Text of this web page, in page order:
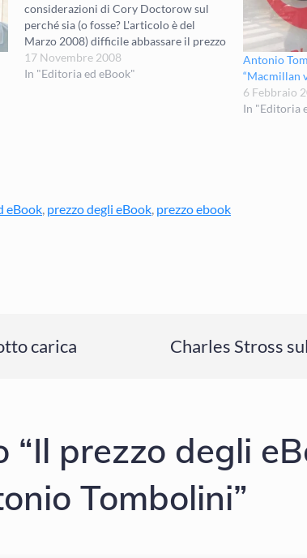
considerazioni di Cory Doctorow sul
perché sia (o fosse? L'articolo è del
Marzo 2008) difficile abbassare il prezzo
dei lettori di eBook: [Locus Magazine]
Cory Doctorow: Put Not Your Faith In
17 Novembre 2008
In "Editoria ed eBook"
Antonio
“Macmillan
6 Febbraio
In "Editoria
eBook, prezzo degli eBook, prezzo ebook
carica Charles Stross
“Il prezzo degli
Tombolini”